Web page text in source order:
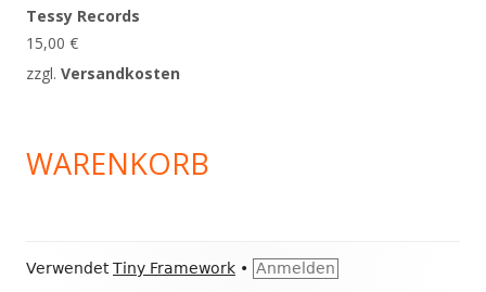
Tessy Records
15,00 €
zzgl. Versandkosten
WARENKORB
Footer
VerwendetTiny Framework • Anmelden